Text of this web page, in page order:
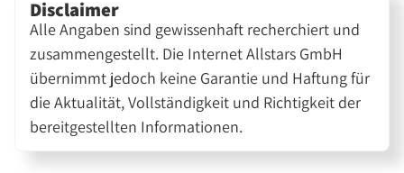
Disclaimer
Alle Angaben sind gewissenhaft recherchiert und
zusammengestellt. Die Internet Allstars GmbH
übernimmt jedoch keine Garantie und Haftung für
die Aktualität, Vollständigkeit und Richtigkeit der
bereitgestellten Informationen.